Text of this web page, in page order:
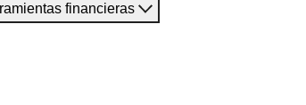
financieras